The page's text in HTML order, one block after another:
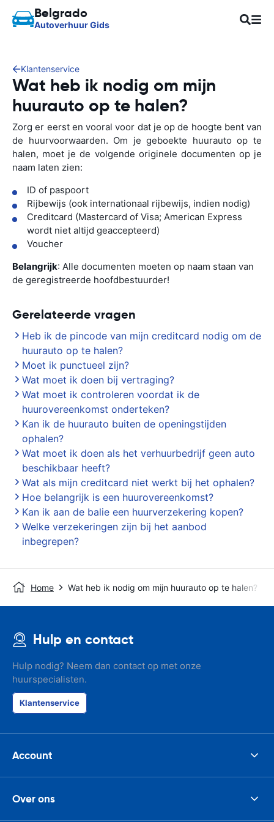
Belgrado
Autoverhuur Gids
Klantenservice
Wat heb ik nodig om mijn
huurauto op te halen?
Zorg er eerst en vooral voor dat je op de hoogte bent van
de huurvoorwaarden. Om je geboekte huurauto op te
halen, moet je de volgende originele documenten op je
naam laten zien:
ID of paspoort
Rijbewijs (ook internationaal rijbewijs, indien nodig)
Creditcard (Mastercard of Visa; American Express
wordt niet altijd geaccepteerd)
Voucher
Belangrijk: Alle documenten moeten op naam staan van
de geregistreerde hoofdbestuurder!
Gerelateerde vragen
Heb ik de pincode van mijn creditcard nodig om de
huurauto op te halen?
Moet ik punctueel zijn?
Wat moet ik doen bij vertraging?
Wat moet ik controleren voordat ik de
huurovereenkomst onderteken?
Kan ik de huurauto buiten de openingstijden
ophalen?
Wat moet ik doen als het verhuurbedrijf geen auto
beschikbaar heeft?
Wat als mijn creditcard niet werkt bij het ophalen?
Hoe belangrijk is een huurovereenkomst?
Kan ik aan de balie een huurverzekering kopen?
Welke verzekeringen zijn bij het aanbod
inbegrepen?
Home Wat heb ik nodig om mijn huurauto op te halen?
Hulp en contact
Hulp nodig? Neem dan contact op met onze
huurspecialisten.
Klantenservice
Account
Over ons